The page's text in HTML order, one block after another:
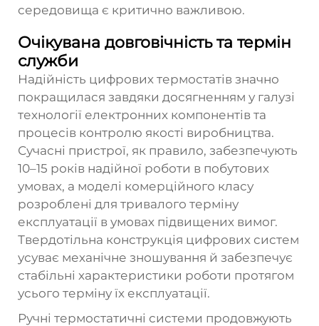
середовища є критично важливою.
Очікувана довговічність та термін
служби
Надійність цифрових термостатів значно
покращилася завдяки досягненням у галузі
технології електронних компонентів та
процесів контролю якості виробництва.
Сучасні пристрої, як правило, забезпечують
10–15 років надійної роботи в побутових
умовах, а моделі комерційного класу
розроблені для тривалого терміну
експлуатації в умовах підвищених вимог.
Твердотільна конструкція цифрових систем
усуває механічне зношування й забезпечує
стабільні характеристики роботи протягом
усього терміну їх експлуатації.
Ручні термостатичні системи продовжують